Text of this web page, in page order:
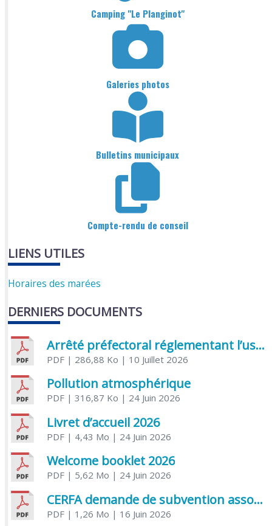
Camping "Le Planginot"
Galeries photos
Bulletins municipaux
Compte-rendu de conseil
LIENS UTILES
Horaires des marées
DERNIERS DOCUMENTS
Arrêté préfectoral réglementant l’usage de l’eau
PDF| 286,88 Ko | 10 Juillet 2026
Pollution atmosphérique
PDF| 316,87 Ko | 24 Juin 2026
Livret d’accueil 2026
PDF| 4,43 Mo | 24 Juin 2026
Welcome booklet 2026
PDF| 5,62 Mo | 24 Juin 2026
CERFA demande de subvention association
PDF| 1,26 Mo | 16 Juin 2026